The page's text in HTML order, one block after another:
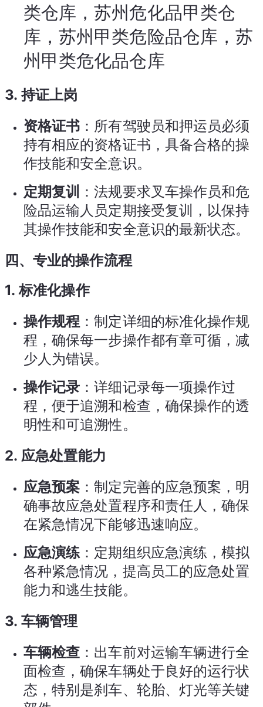
类仓库，苏州危化品甲类仓
库，苏州甲类危险品仓库，苏
州甲类危化品仓库
3.持证上岗
资格证书 ：所有驾驶员和押运员必须
持有相应的资格证书，具备合格的操
作技能和安全意识。
定期复训 ：法规要求叉车操作员和危
险品运输人员定期接受复训，以保持
其操作技能和安全意识的最新状态。
四、专业的操作流程
1.标准化操作
操作规程 ：制定详细的标准化操作规
程，确保每一步操作都有章可循，减
少人为错误。
操作记录 ：详细记录每一项操作过
程，便于追溯和检查，确保操作的透
明性和可追溯性。
2. 应急处置能力
应急预案 ：制定完善的应急预案，明
确事故应急处置程序和责任人，确保
在紧急情况下能够迅速响应。
应急演练 ：定期组织应急演练，模拟
各种紧急情况，提高员工的应急处置
能力和逃生技能。
3.车辆管理
车辆检查 ：出车前对运输车辆进行全
面检查，确保车辆处于良好的运行状
态，特别是刹车、轮胎、灯光等关键